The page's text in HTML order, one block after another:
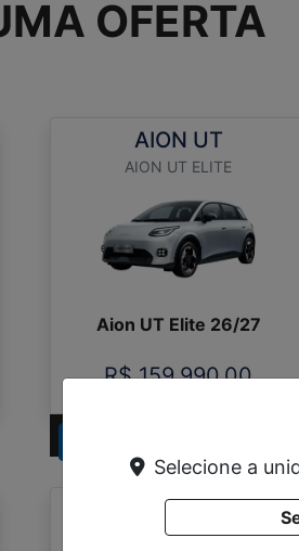
OFERTA
AION UT
AION UT ELITE
Aion UT Elite 26/27
R$ 159.990,00
Aion V
AION V ELITE
Selecione a